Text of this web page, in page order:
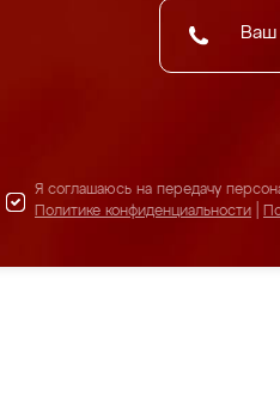
Я соглашаюсь на передачу
Политике конфиденциальности